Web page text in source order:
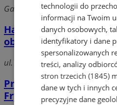
Gałeczki, 41-500 Chorzów
Hajduki.
obróbka amatorska
ul. Armii Krajowej 46, 41-500
Pracownia Projektowa
Frydko
technologii do
informacji na Twoim
danych osobowych,
identyfikatory i dane
spersonalizowanych
treści, analizy
stron trzecich (1845)
dane w tych i innych
precyzyjne dane